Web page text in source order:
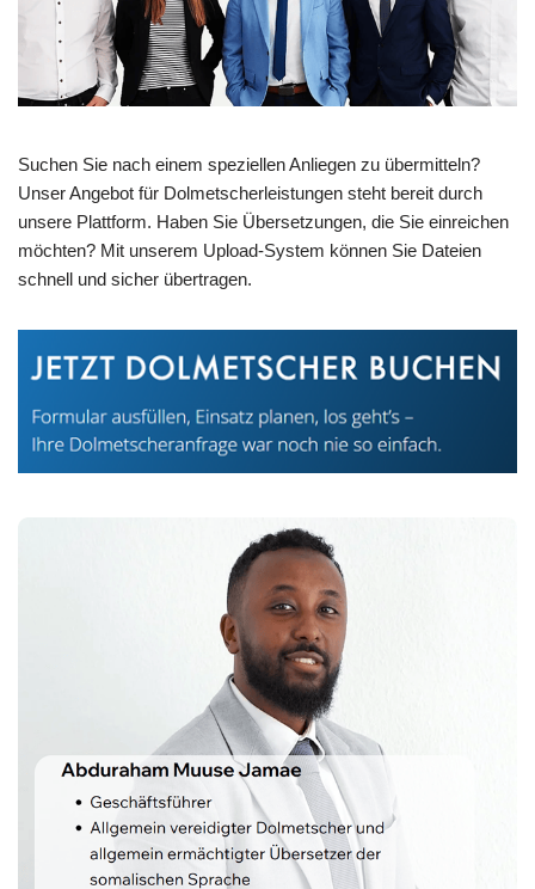
Suchen Sie nach einem speziellen Anliegen zu übermitteln?
Unser Angebot für Dolmetscherleistungen steht bereit durch
unsere Plattform. Haben Sie Übersetzungen, die Sie einreichen
möchten? Mit unserem Upload-System können Sie Dateien
schnell und sicher übertragen.